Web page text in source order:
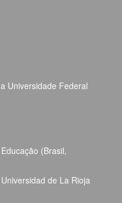
Universidade Federal
(Brasil,
de La Rioja